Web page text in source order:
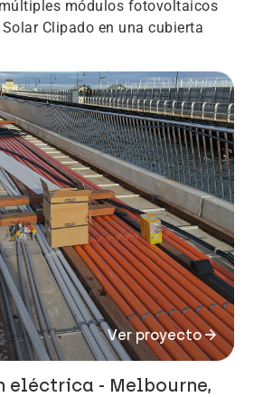
módulos fotovoltaicos
Clipado en una cubierta
Ver proyectoarrow_forward
eléctrica - Melbourne,